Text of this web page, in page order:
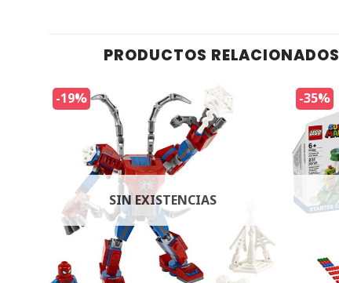
PRODUCTOS RELACIONADOS
-19%
SIN EXISTENCIAS
-35%